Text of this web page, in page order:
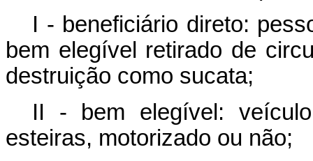
I - beneficiário direto:
bem elegível retirado de
destruição como sucata;
II - bem elegível:
esteiras, motorizado ou não;